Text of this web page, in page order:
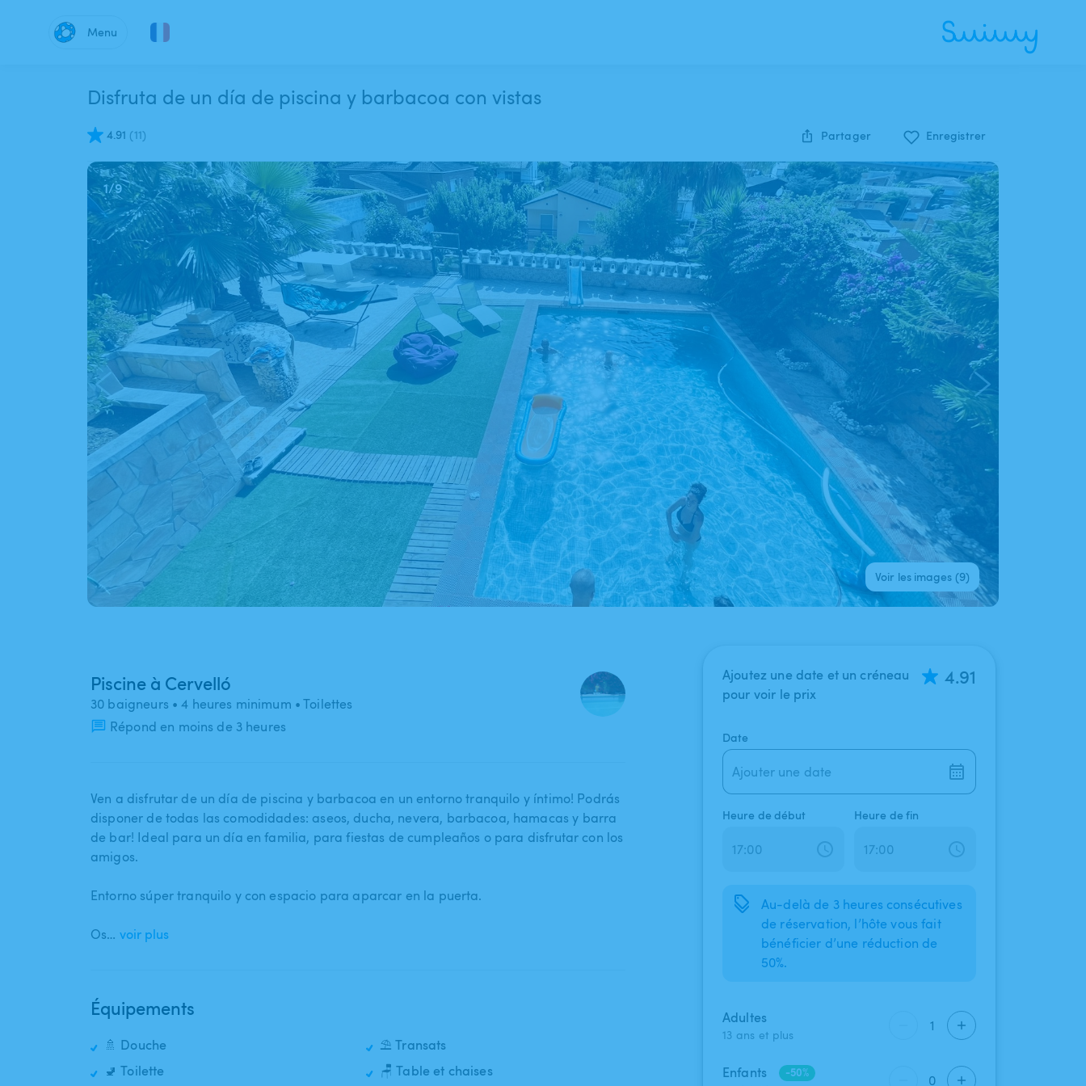
Menu
Disfruta de un día de piscina y barbacoa con vistas
4.91 (11) Partager Enregistrer
1/9
Voir les images (9)
Piscine à Cervelló
30 baigneurs • 4 heures minimum • Toilettes
Répond en moins de 3 heures
Ven a disfrutar de un día de piscina y barbacoa en un entorno tranquilo y íntimo! Podrás
disponer de todas las comodidades: aseos​,​ ducha​,​ nevera​,​ barbacoa​,​ hamacas y barra
de bar! Ideal para un día en familia​,​ para fiestas de cumpleaños o para disfrutar con los
amigos.
Entorno súper tranquilo y con espacio para aparcar en la puerta.
Os… voir plus
Équipements
🚿 Douche
🚽 Toilette
⛱️ Transats
🪑 Table et chaises
Ajoutez une date et un créneau
pour voir le prix
4.91
Date
Ajouter une date
Heure de début Heure de fin
Au-delà de 3 heures consécutives
de réservation, l’hôte vous fait
bénéficier d’une réduction de
50%.
Adultes
13 ans et plus
1
Enfants
-50%
0